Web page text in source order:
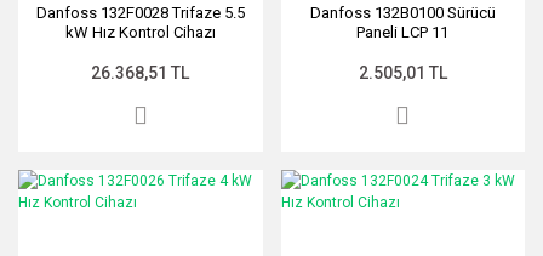
Danfoss 132F0028 Trifaze 5.5
kW Hız Kontrol Cihazı
26.368,51 TL
Danfoss 132B0100 Sürücü
Paneli LCP 11
2.505,01 TL